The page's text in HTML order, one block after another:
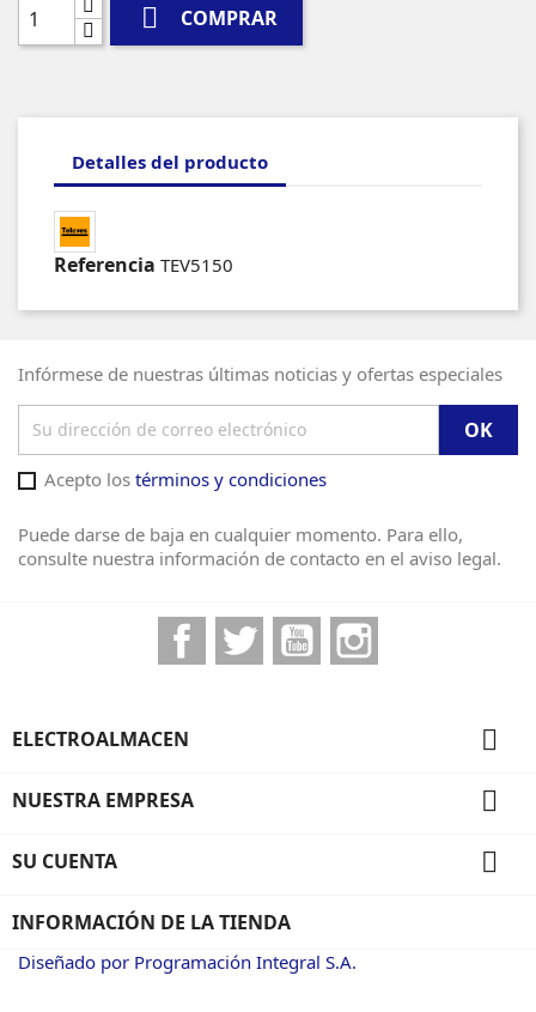
 COMPRAR
Detalles del producto
Referencia TEV5150
Infórmese de nuestras últimas noticias y ofertas especiales
Acepto los términos y condiciones
Puede darse de baja en cualquier momento. Para ello,
consulte nuestra información de contacto en el aviso legal.
FacebookTwitter YouTube
ELECTROALMACEN 
NUESTRA EMPRESA 
SU CUENTA 
INFORMACIÓN DE LA TIENDA
Diseñado por Programación Integral S.A.